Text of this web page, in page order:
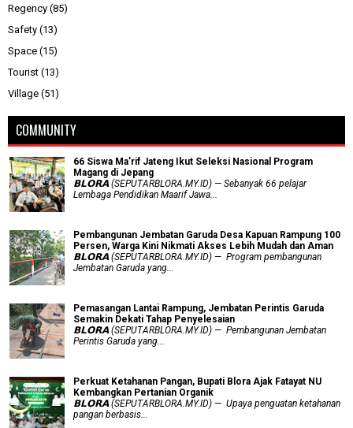
Regency (85)
Safety (13)
Space (15)
Tourist (13)
Village (51)
COMMUNITY
66 Siswa Ma’rif Jateng Ikut Seleksi Nasional Program
Magang di Jepang
𝗕𝗟𝗢𝗥𝗔 (SEPUTARBLORA.MY.ID) — Sebanyak 66 pelajar
Lembaga Pendidikan Maarif Jawa...
Pembangunan Jembatan Garuda Desa Kapuan Rampung 100
Persen, Warga Kini Nikmati Akses Lebih Mudah dan Aman
𝗕𝗟𝗢𝗥𝗔 (SEPUTARBLORA.MY.ID) — Program pembangunan
Jembatan Garuda yang...
Pemasangan Lantai Rampung, Jembatan Perintis Garuda
Semakin Dekati Tahap Penyelesaian
𝗕𝗟𝗢𝗥𝗔 (SEPUTARBLORA.MY.ID) — Pembangunan Jembatan
Perintis Garuda yang...
​Perkuat Ketahanan Pangan, Bupati Blora Ajak Fatayat NU
Kembangkan Pertanian Organik
𝗕𝗟𝗢𝗥𝗔 (SEPUTARBLORA.MY.ID) — Upaya penguatan ketahanan
pangan berbasis...